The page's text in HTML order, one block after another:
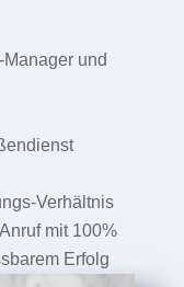
und
Verhältnis
mit 100%
Erfolg